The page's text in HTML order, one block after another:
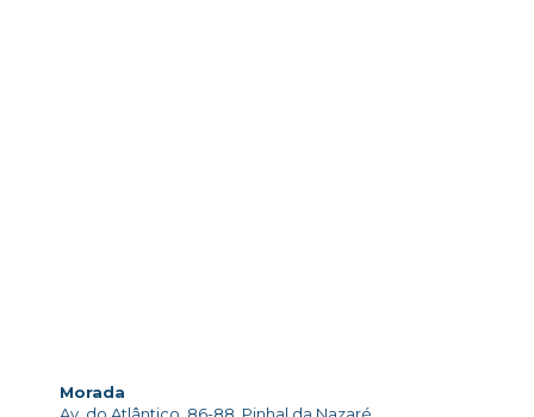
Morada